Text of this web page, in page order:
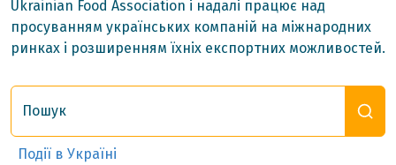
Ukrainian Food Association і надалі працює над
просуванням українських компаній на міжнародних
ринках і розширенням їхніх експортних можливостей.
Пошук
Події в Україні